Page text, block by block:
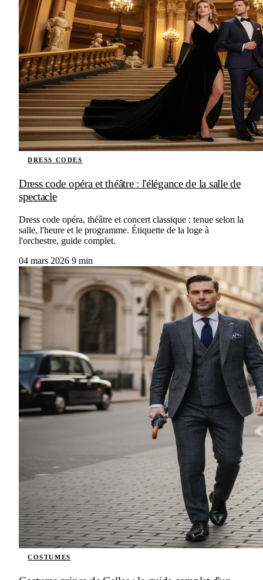
DRESS CODES
Dress code opéra et théâtre : l'élégance de la salle de
spectacle
Dress code opéra, théâtre et concert classique : tenue selon la
salle, l'heure et le programme. Étiquette de la loge à
l'orchestre, guide complet.
04 mars 2026 9 min
COSTUMES